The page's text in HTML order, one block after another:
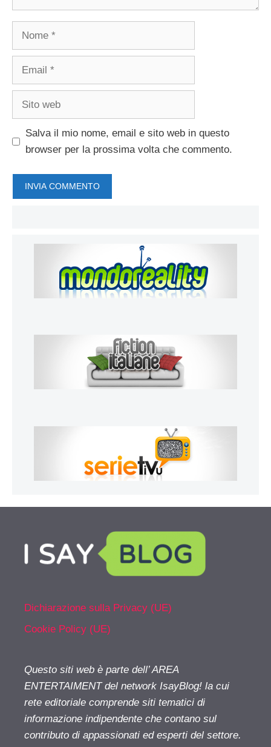
Nome
Email
Sito
Salva il mio nome, email e sito web in questo
browser per la prossima volta che commento.
Dichiarazione sulla Privacy (UE)
Cookie Policy (UE)
Questo siti web è parte dell’ AREA
ENTERTAIMENT del network IsayBlog! la cui
rete editoriale comprende siti tematici di
informazione indipendente che contano sul
contributo di appassionati ed esperti del settore.